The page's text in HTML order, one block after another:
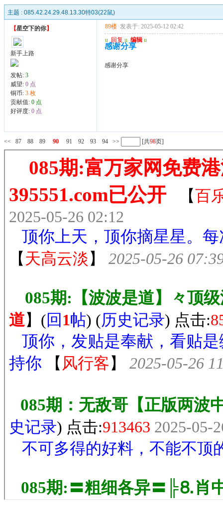
主题 : 085.42.24.29.48.13.30特03(22鼠)
【星空下的你】
新手上路
发帖: 3
威望: 0 点
铜币: 3 枚
贡献值: 0 点
好评度: 0 点
89楼 发表于: 2025-05-12 02:42
u 回复 u 编辑 u
感谢分享
感谢分享
<< 87 88 89 90 91 92 93 94 >> [共98页]